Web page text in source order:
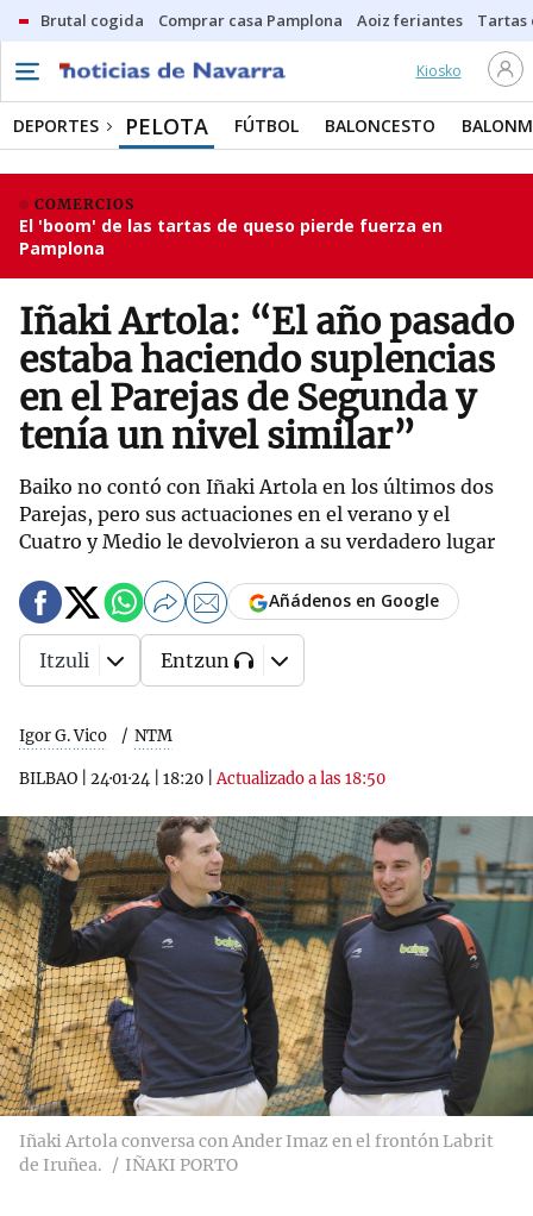
Brutal cogida Comprar casa Pamplona Aoiz feriantes Tartas
Kiosko
DEPORTES PELOTA FÚTBOL BALONCESTO
COMERCIOS
El 'boom' de las tartas de queso pierde fuerza en
Pamplona
Iñaki Artola: “El año pasado
estaba haciendo suplencias
en el Parejas de Segunda y
tenía un nivel similar”
Baiko no contó con Iñaki Artola en los últimos dos
Parejas, pero sus actuaciones en el verano y el
Cuatro y Medio le devolvieron a su verdadero lugar
Igor G. Vico NTM
BILBAO 24·01·24 18:20 |Actualizado a las 18:50
Añádenos en Google
Itzuli Entzun
Iñaki Artola conversa con Ander Imaz en el frontón Labrit
de Iruñea.
IÑAKI PORTO